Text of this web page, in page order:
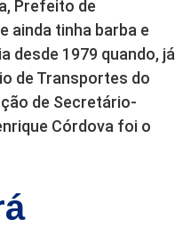
Prefeito de
ainda tinha barba e
desde 1979 quando, já
de Transportes do
de Secretário-
Córdova foi o